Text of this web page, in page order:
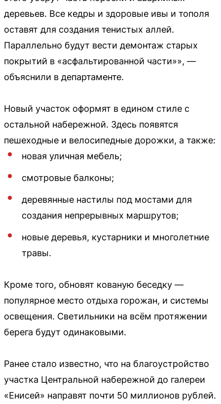
деревьев. Все кедры и здоровые ивы и тополя
оставят для создания тенистых аллей.
Параллельно будут вести демонтаж старых
покрытий в «асфальтированной части»», —
объяснили в департаменте.
Новый участок оформят в едином стиле с
остальной набережной. Здесь появятся
пешеходные и велосипедные дорожки, а также:
новая уличная мебель;
смотровые балконы;
деревянные настилы под мостами для
создания непрерывных маршрутов;
новые деревья, кустарники и многолетние
травы.
Кроме того, обновят кованую беседку —
популярное место отдыха горожан, и системы
освещения. Светильники на всём протяжении
берега будут одинаковыми.
Ранее стало известно, что на благоустройство
участка Центральной набережной до галереи
«Енисей» направят почти 50 миллионов рублей.